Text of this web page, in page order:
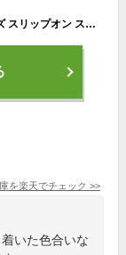
Golden Bear GB-006 ブラック・チャコール メンズ スリップオン スニーカー シューズ 靴 紐なし靴
を楽天でチェック >>
いた色合いな